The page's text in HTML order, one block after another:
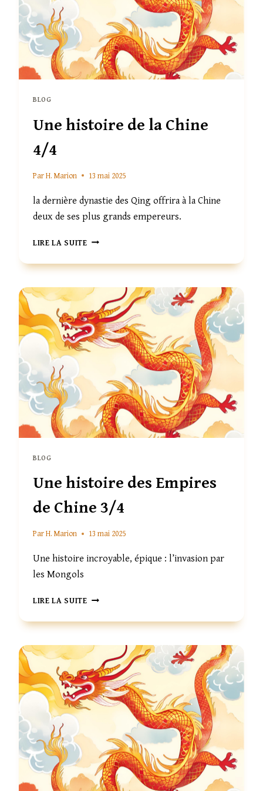
BLOG
Une histoire de la Chine
4/4
ParH. Marion 13 mai 2025
la dernière dynastie des Qing offrira à la Chine
deux de ses plus grands empereurs.
LIRE LA SUITEUNE
DE
CHINE
4/4
BLOG
Une histoire des Empires
de Chine 3/4
ParH. Marion 13 mai 2025
Une histoire incroyable, épique : l’invasion par
les Mongols
LIRE LA SUITEUNE
DES
DE
CHINE
3/4